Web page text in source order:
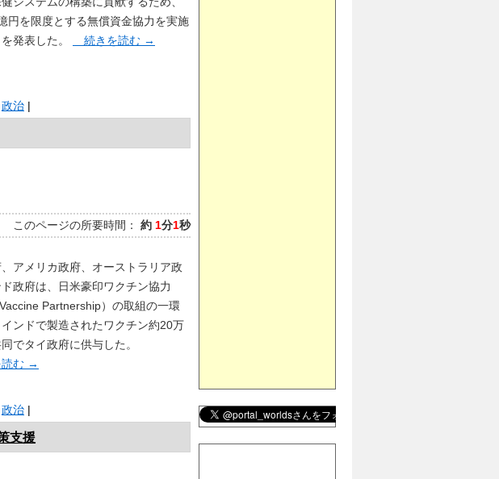
円を限度とする無償資金協力を実施
発表した。
続きを読む →
政治 |
このページの所要時間： 約 1分1秒
アメリカ政府、オーストラリア政
政府は、日米豪印ワクチン協力
Vaccine Partnership）の取組の一環
インドで製造されたワクチン約20万
でタイ政府に供与した。
む →
政治 |
支援